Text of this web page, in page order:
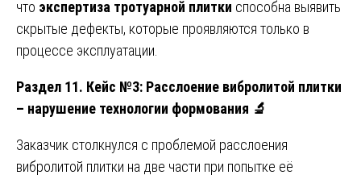
что экспертиза тротуарной плитки способна выявить
скрытые дефекты, которые проявляются только в
процессе эксплуатации.
Раздел 11. Кейс №3: Расслоение вибролитой плитки
– нарушение технологии формования 🔬
Заказчик столкнулся с проблемой расслоения
вибролитой плитки на две части при попытке её